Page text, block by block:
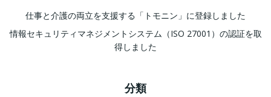
仕事と介護の両立を支援する「トモニン」に登録しました
情報セキュリティマネジメントシステム（ISO 27001）の認証を取
得しました
分類